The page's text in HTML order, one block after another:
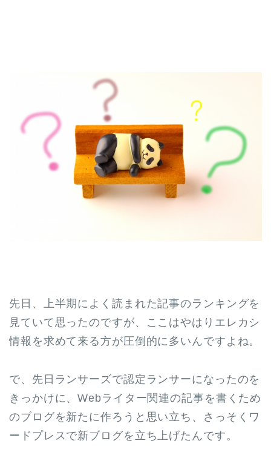
先日、上半期によく読まれた記事のランキングを
見ていて思ったのですが、ここはやはりエレカシ
情報を求めて来る方が圧倒的に多いんですよね。
で、先日ランサーズで認定ランサーになったのを
きっかけに、Webライター関連の記事を書くため
のブログを新たに作ろうと思い立ち、さっそくワ
ードプレスで新ブログを立ち上げたんです。